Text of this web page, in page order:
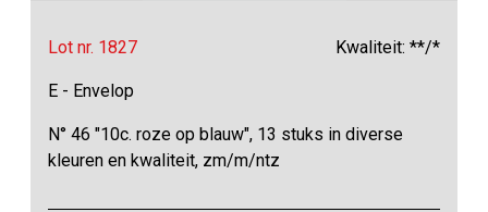
Lot nr. 1827 Kwaliteit: **/*
E - Envelop
N° 46 "10c. roze op blauw", 13 stuks in diverse
kleuren en kwaliteit, zm/m/ntz